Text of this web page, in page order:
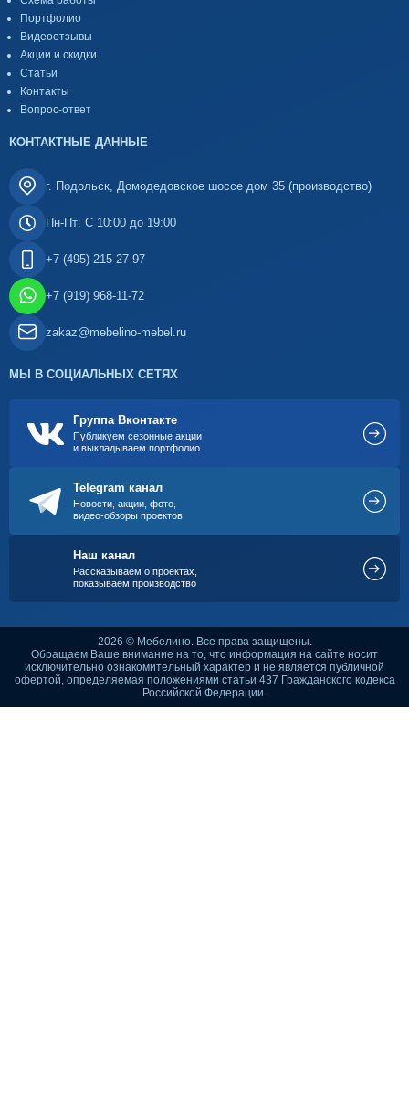
Портфолио
Видеоотзывы
Акции и скидки
Статьи
Контакты
Вопрос-ответ
КОНТАКТНЫЕ ДАННЫЕ
г. Подольск, Домодедовское шоссе дом 35 (производство)
Пн-Пт: С 10:00 до 19:00
+7 (495) 215-27-97
+7 (919) 968-11-72
zakaz@mebelino-mebel.ru
МЫ В СОЦИАЛЬНЫХ СЕТЯХ
Группа Вконтакте
Публикуем сезонные акции
и выкладываем портфолио
Telegram канал
Новости, акции, фото,
видео-обзоры проектов
Наш канал
Рассказываем о проектах,
показываем производство
2026 © Мебелино. Все права защищены.
Обращаем Ваше внимание на то, что информация на сайте носит
исключительно ознакомительный характер и не является публичной
офертой, определяемая положениями статьи 437 Гражданского кодекса
Российской Федерации.